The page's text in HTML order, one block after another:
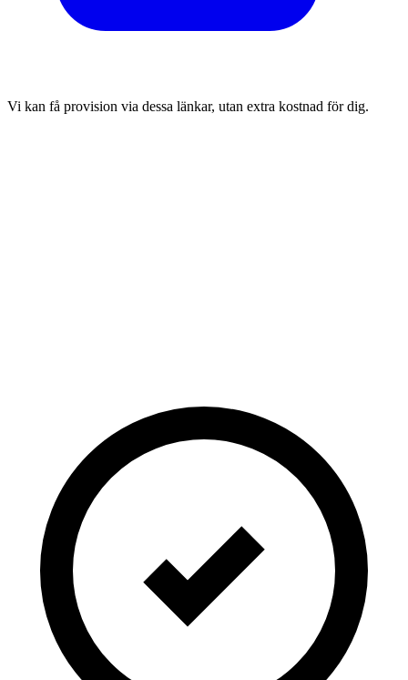
Vi kan få provision via dessa länkar, utan extra kostnad för dig.